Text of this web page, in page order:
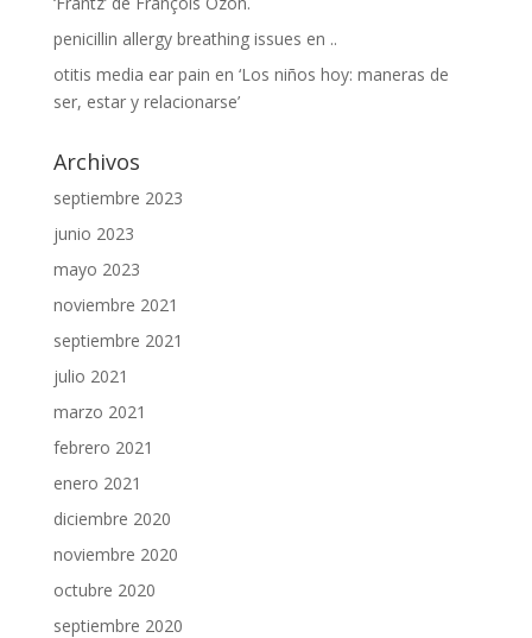
penicillin allergy breathing issues en ..
otitis media ear pain en ‘Los niños hoy: maneras de
ser, estar y relacionarse’
Archivos
septiembre 2023
junio 2023
mayo 2023
noviembre 2021
septiembre 2021
julio 2021
marzo 2021
febrero 2021
enero 2021
diciembre 2020
noviembre 2020
octubre 2020
septiembre 2020